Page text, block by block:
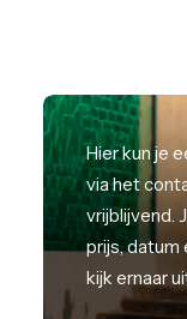
Hier kun je
via het
vrijblijvend.
prijs, datum
kijk ernaar